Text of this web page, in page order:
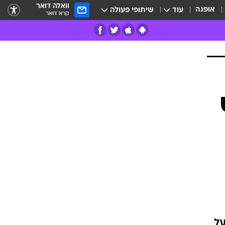
אופנה עוד שיתופי פעולה וואלה דואר
קרא דואר